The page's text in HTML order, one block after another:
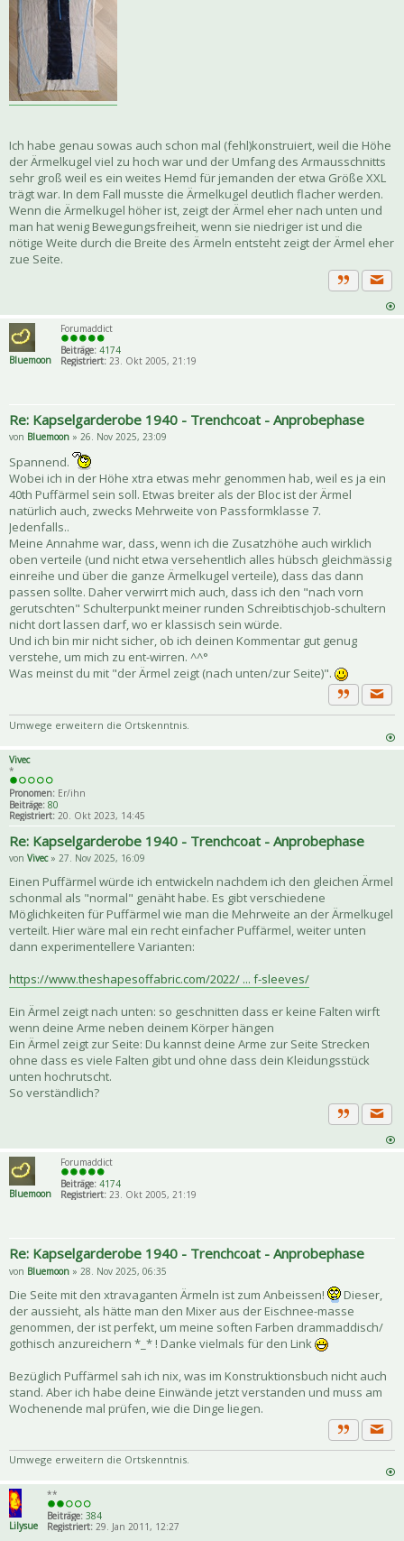
Ich habe genau sowas auch schon mal (fehl)konstruiert, weil die Höhe
der Ärmelkugel viel zu hoch war und der Umfang des Armausschnitts
sehr groß weil es ein weites Hemd für jemanden der etwa Größe XXL
trägt war. In dem Fall musste die Ärmelkugel deutlich flacher werden.
Wenn die Ärmelkugel höher ist, zeigt der Ärmel eher nach unten und
man hat wenig Bewegungsfreiheit, wenn sie niedriger ist und die
nötige Weite durch die Breite des Ärmeln entsteht zeigt der Ärmel eher
zue Seite.
Zitat
Bluemoon
Forumaddict
Beiträge: 4174
Registriert: 23. Okt 2005, 21:19
Re: Kapselgarderobe 1940 - Trenchcoat - Anprobephase
von Bluemoon » 26. Nov 2025, 23:09
Spannend.
Wobei ich in der Höhe xtra etwas mehr genommen hab, weil es ja ein
40th Puffärmel sein soll. Etwas breiter als der Bloc ist der Ärmel
natürlich auch, zwecks Mehrweite von Passformklasse 7.
Jedenfalls..
Meine Annahme war, dass, wenn ich die Zusatzhöhe auch wirklich
oben verteile (und nicht etwa versehentlich alles hübsch gleichmässig
einreihe und über die ganze Ärmelkugel verteile), dass das dann
passen sollte. Daher verwirrt mich auch, dass ich den "nach vorn
gerutschten" Schulterpunkt meiner runden Schreibtischjob-schultern
nicht dort lassen darf, wo er klassisch sein würde.
Und ich bin mir nicht sicher, ob ich deinen Kommentar gut genug
verstehe, um mich zu ent-wirren. ^^°
Was meinst du mit "der Ärmel zeigt (nach unten/zur Seite)".
Zitat
Umwege erweitern die Ortskenntnis.
Vivec
*
Pronomen: Er/ihn
Beiträge: 80
Registriert: 20. Okt 2023, 14:45
Re: Kapselgarderobe 1940 - Trenchcoat - Anprobephase
von Vivec» 27. Nov 2025, 16:09
Einen Puffärmel würde ich entwickeln nachdem ich den gleichen Ärmel
schonmal als "normal" genäht habe. Es gibt verschiedene
Möglichkeiten für Puffärmel wie man die Mehrweite an der Ärmelkugel
verteilt. Hier wäre mal ein recht einfacher Puffärmel, weiter unten
dann experimentellere Varianten:
https://www.theshapesoffabric.com/2022/ ... f-sleeves/
Ein Ärmel zeigt nach unten: so geschnitten dass er keine Falten wirft
wenn deine Arme neben deinem Körper hängen
Ein Ärmel zeigt zur Seite: Du kannst deine Arme zur Seite Strecken
ohne dass es viele Falten gibt und ohne dass dein Kleidungsstück
unten hochrutscht.
So verständlich?
Zitat
Bluemoon
Forumaddict
Beiträge: 4174
Registriert: 23. Okt 2005, 21:19
Re: Kapselgarderobe 1940 - Trenchcoat - Anprobephase
von Bluemoon » 28. Nov 2025, 06:35
Die Seite mit den xtravaganten Ärmeln ist zum Anbeissen!
Dieser,
der aussieht, als hätte man den Mixer aus der Eischnee-masse
genommen, der ist perfekt, um meine soften Farben drammaddisch/
gothisch anzureichern *_* ! Danke vielmals für den Link
Bezüglich Puffärmel sah ich nix, was im Konstruktionsbuch nicht auch
stand. Aber ich habe deine Einwände jetzt verstanden und muss am
Wochenende mal prüfen, wie die Dinge liegen.
Zitat
Umwege erweitern die Ortskenntnis.
Lilysue
**
Beiträge: 384
Registriert: 29. Jan 2011, 12:27